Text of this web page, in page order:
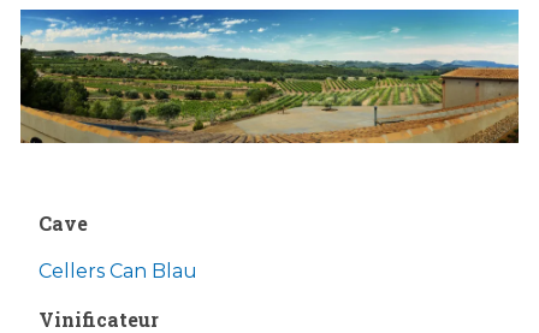
Cave
Cellers Can Blau
Vinificateur